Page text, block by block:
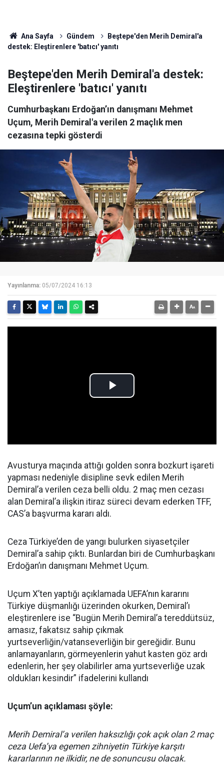
Ana Sayfa Gündem
Beştepe'den Merih Demiral'a
destek: Eleştirenlere 'batıcı' yanıtı
Beştepe'den Merih Demiral'a destek:
Eleştirenlere 'batıcı' yanıtı
Cumhurbaşkanı Erdoğan’ın danışmanı Mehmet
Uçum, Merih Demiral'a verilen 2 maçlık men
cezasına tepki gösterdi
Yayınlanma: 05/07/2024 16:13
Avusturya maçında attığı golden sonra bozkurt işareti
yapması nedeniyle disipline sevk edilen Merih
Demiral’a verilen ceza belli oldu. 2 maç men cezası
alan Demiral’a ilişkin itiraz süreci devam ederken TFF,
CAS’a başvurma kararı aldı.
Ceza Türkiye’den de yangı bulurken siyasetçiler
Demiral’a sahip çıktı. Bunlardan biri de Cumhurbaşkanı
Erdoğan’ın danışmanı Mehmet Uçum.
Uçum X’ten yaptığı açıklamada UEFA’nın kararını
Türkiye düşmanlığı üzerinden okurken, Demiral’ı
eleştirenlere ise “Bugün Merih Demiral’a tereddütsüz,
amasız, fakatsız sahip çıkmak
yurtseverliğin/vatanseverliğin bir gereğidir. Bunu
anlamayanların, görmeyenlerin yahut kasten göz ardı
edenlerin, her şey olabilirler ama yurtseverliğe uzak
oldukları kesindir” ifadelerini kullandı
Uçum’un açıklaması şöyle:
Merih Demiral’a verilen haksızlığı çok açık olan 2 maç
ceza Uefa’ya egemen zihniyetin Türkiye karşıtı
kararlarının ne ilkidir, ne de sonuncusu olacak.